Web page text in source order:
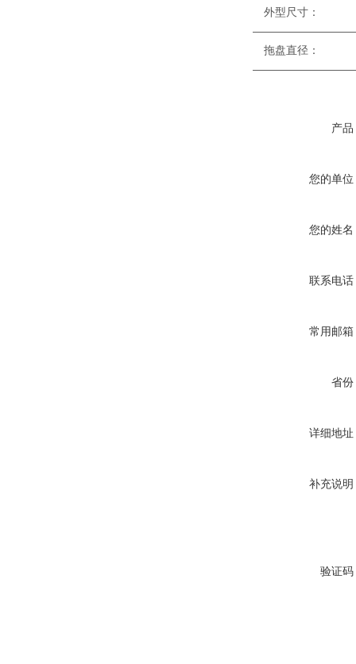
外型
拖
产品
您的单位
您的姓名
联系电话
常用邮箱
省份
详细地址
补充说明
验证码